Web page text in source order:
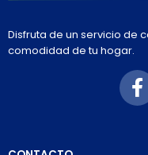
Disfruta de un servicio de
comodidad de tu hogar.